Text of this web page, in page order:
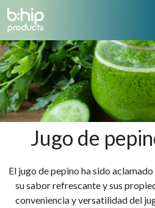
Jugo de
El jugo de pepino ha sido
su sabor refrescante y sus
conveniencia y versatilidad del